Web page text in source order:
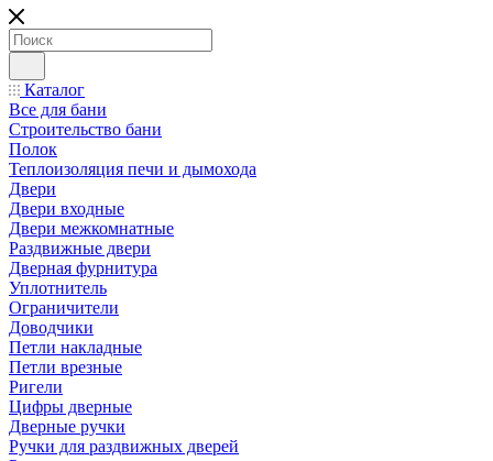
Каталог
Все для бани
Строительство бани
Полок
Теплоизоляция печи и дымохода
Двери
Двери входные
Двери межкомнатные
Раздвижные двери
Дверная фурнитура
Уплотнитель
Ограничители
Доводчики
Петли накладные
Петли врезные
Ригели
Цифры дверные
Дверные ручки
Ручки для раздвижных дверей